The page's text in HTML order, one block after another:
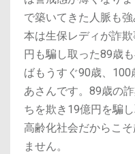
で築いてきた人脈も強
本は生保レディが詐
円も騙し取った89歳も
ばもうすぐ90歳、
あさんです。 89歳の
ちを欺き19億円を騙
高齢化社会だからこ
ません。